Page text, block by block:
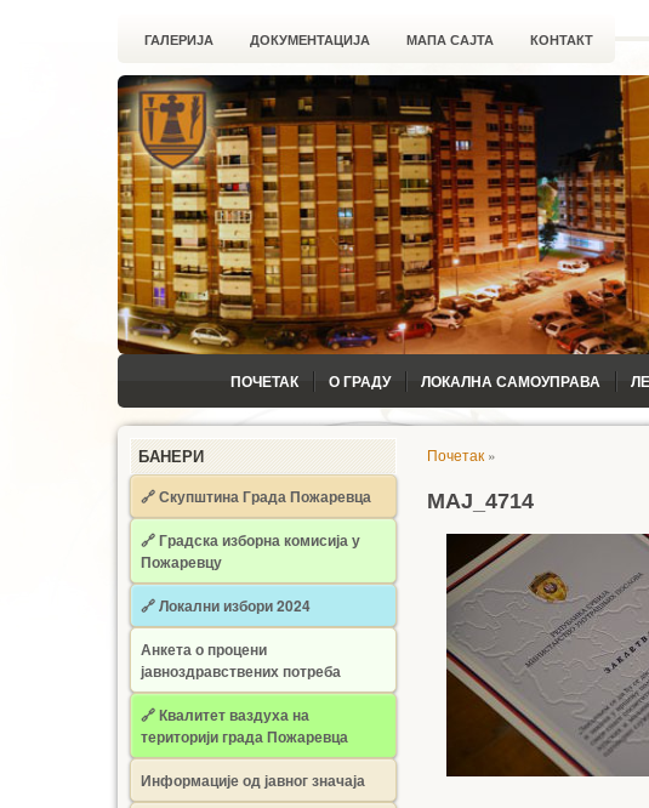
ГАЛЕРИЈА ДОКУМЕНТАЦИЈА МАПА САЈТА КОНТАКТ
ПОЧЕТАК О ГРАДУ ЛОКАЛНА САМОУПРАВА
БАНЕРИ
🔗 Скупштина Града Пожаревца
🔗Градска изборна комисија у
Пожаревцу
🔗 Локални избори 2024
Анкета о процени
јавноздравствених потреба
🔗 Квалитет ваздуха на
територији града Пожаревца
Информације од јавног значаја
Почетак »
MAJ_4714